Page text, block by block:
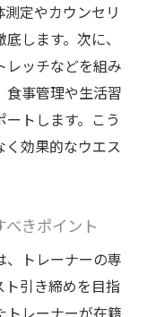
トに特化した
なく成果を出
ジム通い
ウエスト引き
ルジム活用ポ
ニングで理想
定やカウンセリ
します。次に、
レッチなどを組み
食事管理や生活習
トします。こう
く効果的なウエス
きポイント
、トレーナーの専
引き締めを目指